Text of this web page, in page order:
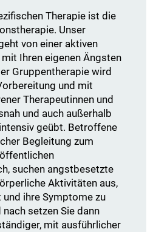
Therapie ist die
Unser
von einer aktiven
Ihren eigenen Ängsten
Gruppentherapie wird
und mit
Therapeutinnen und
und auch außerhalb
geübt. Betroffene
Begleitung zum
suchen angstbesetzte
Aktivitäten aus,
ihre Symptome zu
setzen Sie dann
mit ausführlicher